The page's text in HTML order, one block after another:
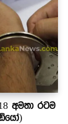
අමතා රටම